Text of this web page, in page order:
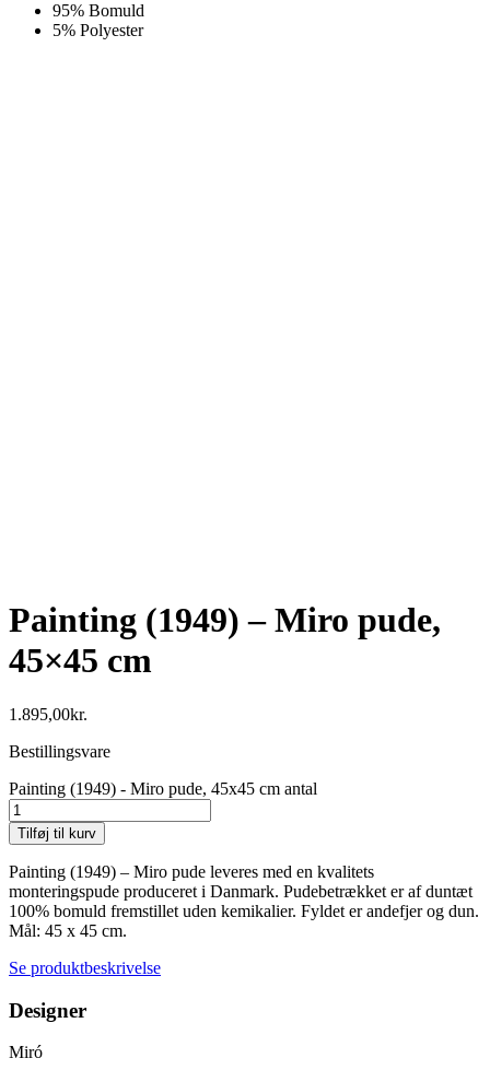
95% Bomuld
5% Polyester
Painting (1949) – Miro pude,
45×45 cm
1.895,00kr.
Bestillingsvare
Painting (1949) - Miro pude, 45x45 cm antal
Tilføj til kurv
Painting (1949) – Miro pude leveres med en kvalitets
monteringspude produceret i Danmark. Pudebetrækket er af duntæt
100% bomuld fremstillet uden kemikalier. Fyldet er andefjer og dun.
Mål: 45 x 45 cm.
Se produktbeskrivelse
Designer
Miró